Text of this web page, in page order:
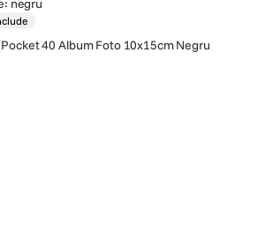
negru
40 Album Foto 10x15cm Negru